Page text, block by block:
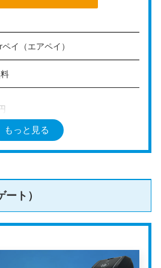
ペイ（エアペイ）
ードリーダー型
クレジットカード：VISA、JCBなど
電子マネー：iD、交通系ICなど
スクロールできます
もっと見る
ト）